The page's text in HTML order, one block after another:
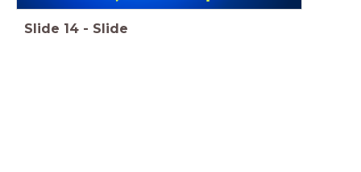
Slide 14 - Slide